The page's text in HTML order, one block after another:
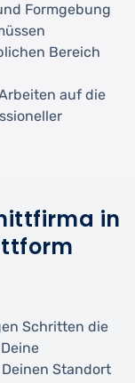
Formgebung
Bereich
auf die
in
Schritten die
Standort